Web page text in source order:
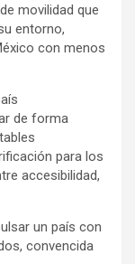
movilidad que
entorno,
con menos
de forma
para los
accesibilidad,
un país con
convencida